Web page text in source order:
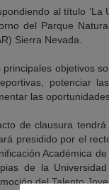
al título
del Parque
Sierra Nevada.
principales objetivos
potenciar
las
de clausura
presidido por el
Académica
de la
del Talento